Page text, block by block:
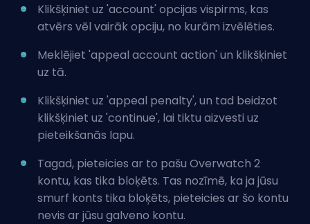
Klikšķiniet uz 'account' opcijas vispirms, kas
atvērs vēl vairāk opciju, no kurām izvēlēties.
Meklējiet 'appeal account action' un klikšķiniet
uz tā.
Klikšķiniet uz 'appeal penalty', un tad beidzot
klikšķiniet uz 'continue', lai tiktu aizvesti uz
pieteikšanās lapu.
Tagad, pieteicies ar to pašu Overwatch 2
kontu, kas tika bloķēts. Tas nozīmē, ka ja jūsu
smurf konts tika bloķēts, pieteicies ar šo kontu
nevis ar jūsu galveno kontu.